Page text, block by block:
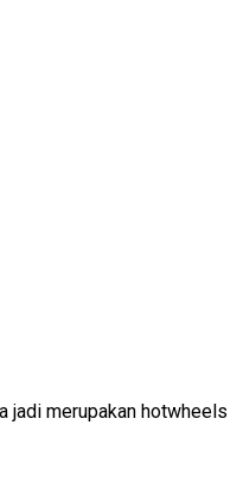
jadi merupakan hotwheels